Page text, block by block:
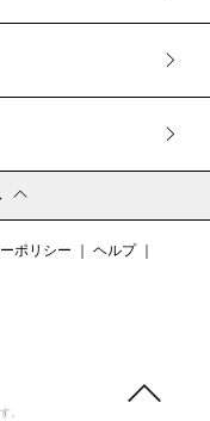
このペ
ポリシー
ヘルプ
。